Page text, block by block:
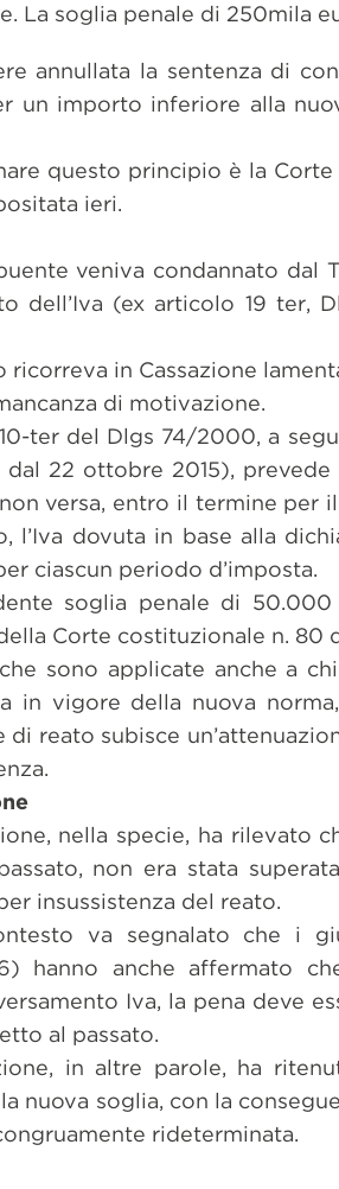
La soglia penale di 250mila
annullata la sentenza di
un importo inferiore alla
questo principio è la Corte
ieri.
veniva condannato dal
dell’Iva (ex articolo 19
ricorreva in Cassazione
di motivazione.
10-ter del Dlgs 74/2000, a
22 ottobre 2015),
versa, entro il termine per
l’Iva dovuta in base alla
ciascun periodo d’imposta.
soglia penale di 50.000
Corte costituzionale n. 80
sono applicate anche a
in vigore della nuova
di reato subisce
nella specie, ha rilevato
non era stata
insussistenza del reato.
va segnalato che i
hanno anche affermato
Iva, la pena deve
al passato.
in altre parole, ha
nuova soglia, con la
rideterminata.